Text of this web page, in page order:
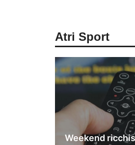
Atri Sport
Weekend